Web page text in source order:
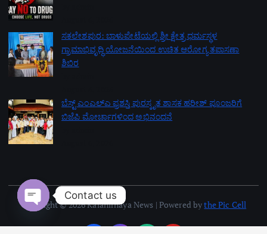
ಸಕಲೇಶಪುರ: ಬಾಳುಪೇಟೆಯಲ್ಲಿ ಶ್ರೀ ಕ್ಷೇತ್ರ ಧರ್ಮಸ್ಥಳ
ಗ್ರಾಮಾಭಿವೃದ್ಧಿ ಯೋಜನೆಯಿಂದ ಉಚಿತ ಆರೋಗ್ಯ ತಪಾಸಣಾ
ಶಿಬಿರ
ಬೆಸ್ಟ್ ಎಂಎಲ್ಎ ಪ್ರಶಸ್ತಿ ಪುರಸ್ಕೃತ ಶಾಸಕ ಹರೀಶ್ ಪೂಂಜರಿಗೆ
ಬಿಜೆಪಿ ಮೋರ್ಚಾಗಳಿಂದ ಅಭಿನಂದನೆ
Copyright © 2026 Kalanirnaya News | Powered bythe Pic Cell
Contact us